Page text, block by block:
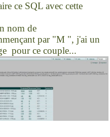
ce SQL avec cette
nom de
par "M ", j'ai un
pour ce couple...